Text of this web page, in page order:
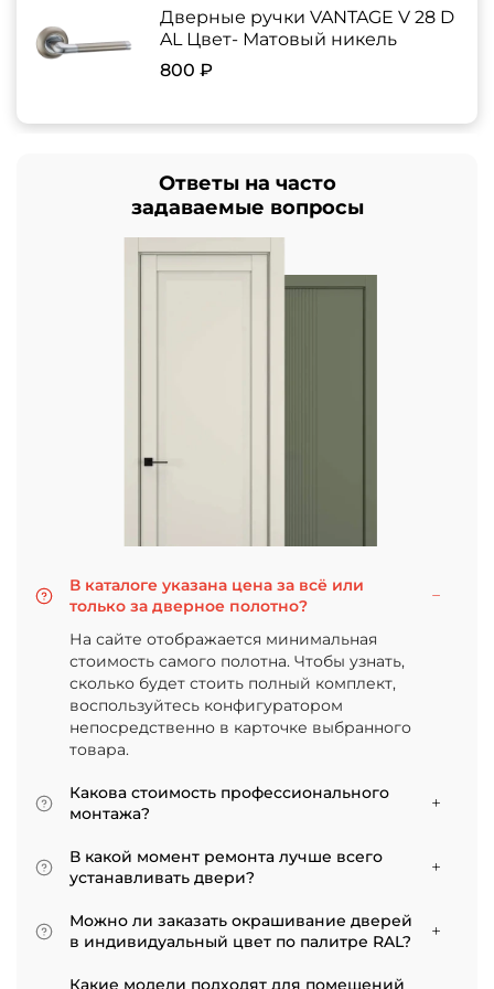
Дверные ручки VANTAGE V 28 D
AL Цвет- Матовый никель
800 ₽
Ответы на часто
задаваемые вопросы
В каталоге указана цена за всё или
только за дверное полотно?
На сайте отображается минимальная
стоимость самого полотна. Чтобы узнать,
сколько будет стоить полный комплект,
воспользуйтесь конфигуратором
непосредственно в карточке выбранного
товара.
Какова стоимость профессионального
монтажа?
Итоговая сумма зависит от типа отделки
двери и габаритов проема. Минимальная
цена за установку стандартной двери с
покрытием «экошпон» начинается от 5000
рублей.
В какой момент ремонта лучше всего
устанавливать двери?
Мы советуем приступать к монтажу после
того, как уложено напольное покрытие. В
противном случае из-за изменения уровня
пола полотно может не подойти по высоте, и
Можно ли заказать окрашивание дверей
в индивидуальный цвет по палитре RAL?
Да, такая возможность есть. В нашем
Какие модели подходят для помещений